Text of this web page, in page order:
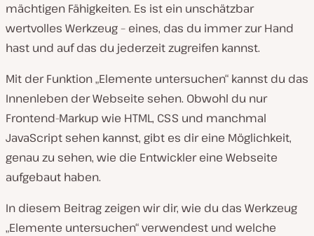
mächtigen Fähigkeiten. Es ist ein unschätzbar
wertvolles Werkzeug – eines, das du immer zur Hand
hast und auf das du jederzeit zugreifen kannst.
Mit der Funktion „Elemente untersuchen“ kannst du das
Innenleben der Webseite sehen. Obwohl du nur
Frontend-Markup wie HTML, CSS und manchmal
JavaScript sehen kannst, gibt es dir eine Möglichkeit,
genau zu sehen, wie die Entwickler eine Webseite
aufgebaut haben.
In diesem Beitrag zeigen wir dir, wie du das Werkzeug
„Elemente untersuchen“ verwendest und welche